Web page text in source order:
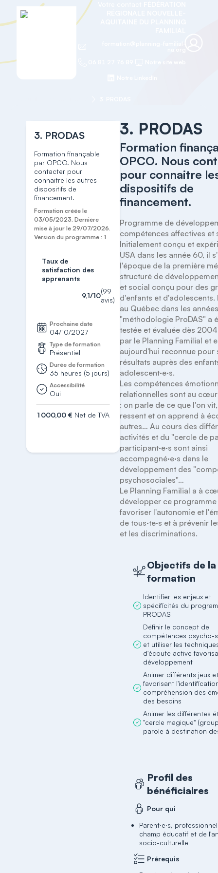
3. PRODAS
Formation finançable
par OPCO. Nous
contacter pour
connaitre les autres
dispositifs de
financement.
Formation créée le
03/05/2023. Dernière
mise à jour le 29/07/2026.
Version du programme : 1
Taux de
satisfaction des
apprenants
9,1/10
(99
avis)
Prochaine date
04/10/2027
Type de formation
Présentiel
Durée de formation
35 heures (5 jours)
Accessibilité
Oui
1 000,00 € Net de TVA
3. PRODAS
Formation
OPCO. Nous
pour connaitre
dispositifs de
financement.
Programme de
compétences affectives et
Initialement conçu et
USA dans les année 60, il
l'époque de la première
structuré de
et social conçu pour des
d'enfants et d'adolescents.
au Québec dans les
"méthodologie ProDAS" a
testée et évaluée dès
par le Planning Familial et
aujourd'hui reconnue pour
résultats auprès des
adolescent·e·s.
Les compétences
relationnelles sont au
: on parle de ce que l'on
ressent et on apprend à
autres… Au cours des
activités et du "cercle de
participant·e·s sont ainsi
accompagné·e·s dans le
développement des
psychosociales"…
Le Planning Familial a à
développer ce
favoriser l'autonomie et
de tous·te·s et à prévenir
et les discriminations.
Objectifs de la
formation
Identifier les enjeux et
spécificités du
PRODAS
Définir le concept de
compétences psycho-
et utiliser les
d'écoute active
développement
Animer différents jeux
favorisant
compréhension des
des besoins
Animer les différentes
"cercle magique"
parole à destination
Profil des
bénéficiaires
Pour qui
Parent⸱e⸱s,
champ éducatif et de
socio-culturelle
Prérequis